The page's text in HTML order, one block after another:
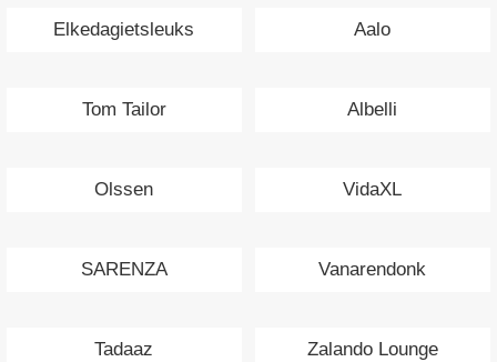
Elkedagietsleuks Aalo
Tom Tailor Albelli
Olssen VidaXL
SARENZA Vanarendonk
Tadaaz Zalando Lounge